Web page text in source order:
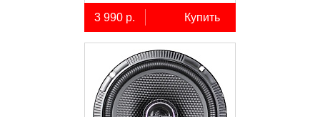
трёхполосные, 2 шт.
3 990 р. Купить